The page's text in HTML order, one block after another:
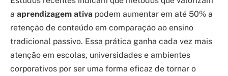
a aprendizagem ativa podem aumentar em até 50% a
retenção de conteúdo em comparação ao ensino
tradicional passivo. Essa prática ganha cada vez mais
atenção em escolas, universidades e ambientes
corporativos por ser uma forma eficaz de tornar o